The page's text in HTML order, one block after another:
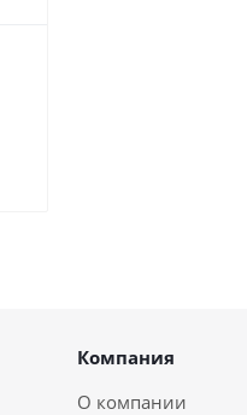
Компания
О компании